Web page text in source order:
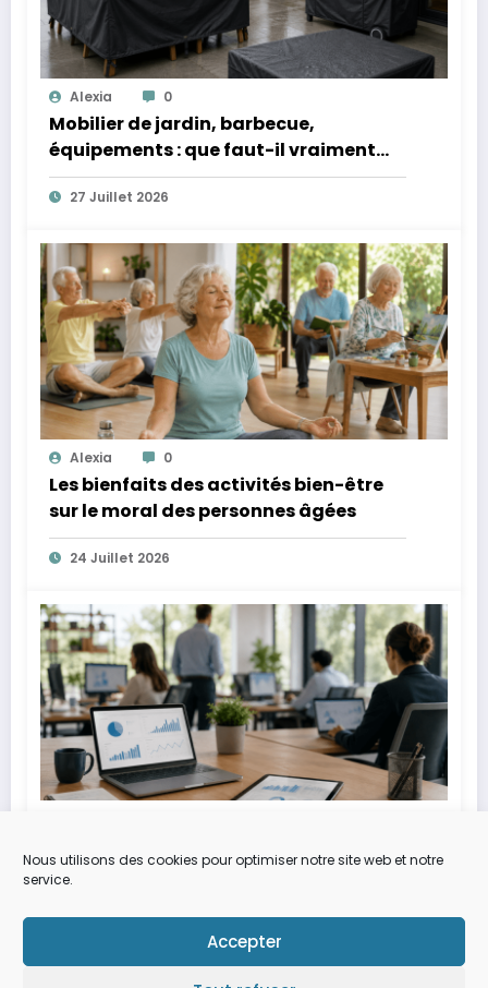
Nous utilisons des cookies pour optimiser notre site web et notre
service.
Accepter
Alexia 0
Mobilier de jardin, barbecue,
équipements : que faut-il vraiment
protéger quand ils restent dehors ?
27 Juillet 2026
Alexia 0
Les bienfaits des activités bien-être
sur le moral des personnes âgées
24 Juillet 2026
recrutements, les entreprises
numériques grâce aux plateformes de
3 Juillet 2026